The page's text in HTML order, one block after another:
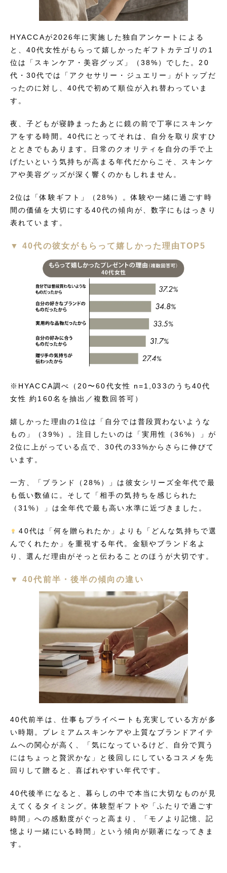
HYACCAが2026年に実施した独自アンケートによる
と、40代女性がもらって嬉しかったギフトカテゴリの1
位は「スキンケア・美容グッズ」（38%）でした。20
代・30代では「アクセサリー・ジュエリー」がトップだ
ったのに対し、40代で初めて順位が入れ替わっていま
す。
夜、子どもが寝静まったあとに鏡の前で丁寧にスキンケ
アをする時間。40代にとってそれは、自分を取り戻すひ
とときでもあります。日常のクオリティを自分の手で上
げたいという気持ちが高まる年代だからこそ、スキンケ
アや美容グッズが深く響くのかもしれません。
2位は「体験ギフト」（28%）。体験や一緒に過ごす時
間の価値を大切にする40代の傾向が、数字にもはっきり
表れています。
▼ 40代の彼女がもらって嬉しかった理由TOP5
※HYACCA調べ（20〜60代女性 n=1,033のうち40代
女性 約160名を抽出／複数回答可）
嬉しかった理由の1位は「自分では普段買わないような
もの」（39%）。注目したいのは「実用性（36%）」が
2位に上がっている点で、30代の33%からさらに伸びて
います。
一方、「ブランド（28%）」は彼女シリーズ全年代で最
も低い数値に。そして「相手の気持ちを感じられた
（31%）」は全年代で最も高い水準に近づきました。
40代は「何を贈られたか」よりも「どんな気持ちで選
んでくれたか」を重視する年代。金額やブランド名よ
り、選んだ理由がそっと伝わることのほうが大切です。
▼ 40代前半・後半の傾向の違い
40代前半は、仕事もプライベートも充実している方が多
い時期。プレミアムスキンケアや上質なブランドアイテ
ムへの関心が高く、「気になっているけど、自分で買う
にはちょっと贅沢かな」と後回しにしているコスメを先
回りして贈ると、喜ばれやすい年代です。
40代後半になると、暮らしの中で本当に大切なものが見
えてくるタイミング。体験型ギフトや「ふたりで過ごす
時間」への感動度がぐっと高まり、「モノより記憶、記
憶より一緒にいる時間」という傾向が顕著になってきま
す。